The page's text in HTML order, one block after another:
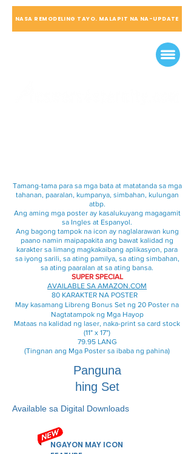
NASA REMODELING TAYO. MALAPIT NA NA-UPDATE
Tamang-tama para sa mga bata at matatanda sa mga
tahanan, paaralan, kumpanya, simbahan, kulungan
atbp.
Ang aming mga poster ay kasalukuyang magagamit
sa Ingles at Espanyol.
Ang bagong tampok na icon ay naglalarawan kung
paano namin maipapakita ang bawat kalidad ng
karakter sa limang magkakaibang aplikasyon, para
sa iyong sarili, sa ating pamilya, sa ating simbahan,
sa ating paaralan at sa ating bansa.
SUPER SPECIAL
AVAILABLE SA AMAZON.COM
80 KARAKTER NA POSTER
May kasamang Libreng Bonus Set ng 20 Poster na
Nagtatampok ng Mga Hayop
Mataas na kalidad ng laser, naka-print sa card stock
(11" x 17")
79.95 LANG
(Tingnan ang Mga Poster sa ibaba ng pahina)
Panguna
hing Set
Available sa Digital Downloads
NGAYON MAY ICON